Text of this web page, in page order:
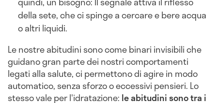
della sete, che ci spinge a cercare e bere acqua
o altri liquidi.
Le nostre abitudini sono come binari invisibili che
guidano gran parte dei nostri comportamenti
legati alla salute, ci permettono di agire in modo
automatico, senza sforzo o eccessivi pensieri. Lo
stesso vale per l'idratazione: le abitudini sono tra i